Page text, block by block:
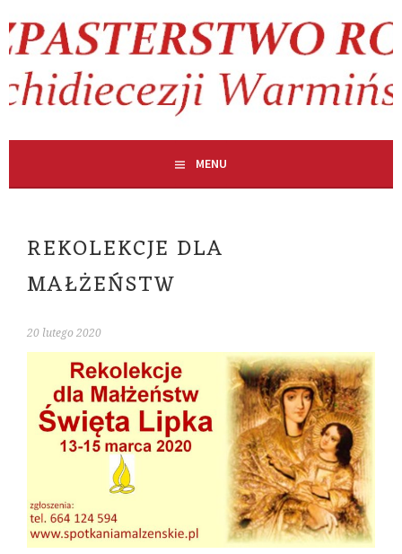
to
content
MENU
REKOLEKCJE DLA
MAŁŻEŃSTW
20 lutego 2020